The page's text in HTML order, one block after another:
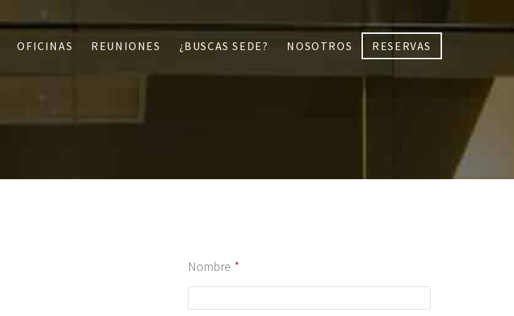
OFICINAS REUNIONES ¿BUSCAS SEDE? NOSOTROS RESERVAS
Nombre *